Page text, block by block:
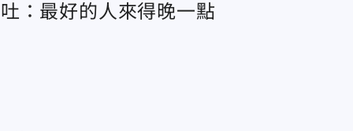
：最好的人來得晚一點